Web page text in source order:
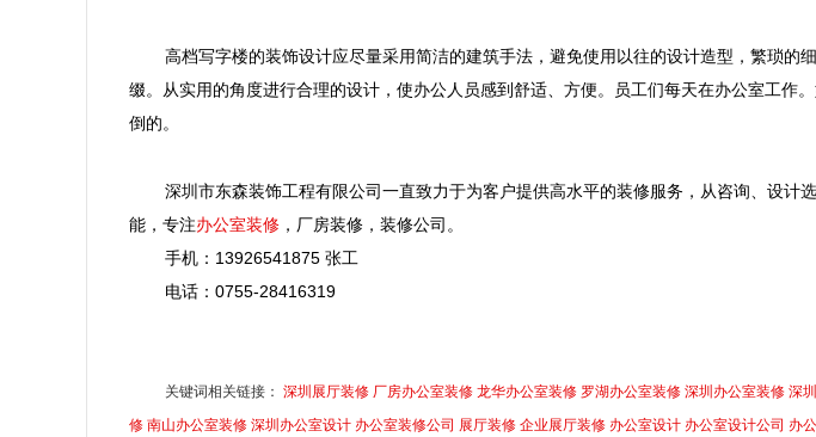
高档写字楼的装饰设计应尽量采用简洁的建筑手法，避免使用以往的设计造型，繁琐的
缀。从实用的角度进行合理的设计，使办公人员感到舒适、方便。员工们每天在办公室工作
倒的。
深圳市东森装饰工程有限公司一直致力于为客户提供高水平的装修服务，从咨询、设计
能，专注办公室装修 ，厂房装修，装修公司。
手机： 13926541875 张工
电话： 0755-28416319
关键词相关链接： 深圳展厅装修 厂房办公室装修 龙华办公室装修 罗湖办公室装修 深圳办公室装修 深
修 南山办公室装修 深圳办公室设计 办公室装修公司 展厅装修 企业展厅装修 办公室设计 办公室设计公司 办